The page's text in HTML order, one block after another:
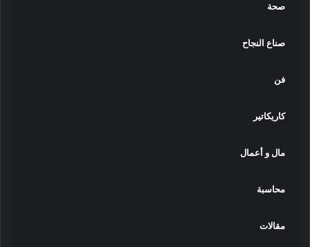
صحة
صناع النجاح
فن
كاريكاتير
مال و أعمال
محاسبة
مقالات